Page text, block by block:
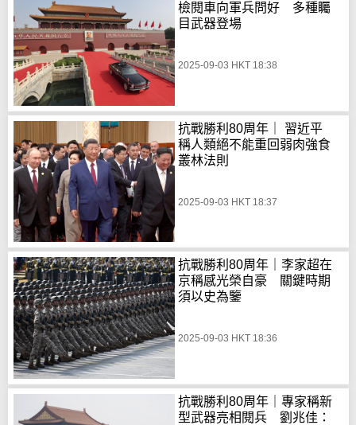
檢閱車向軍兵問好 多種矚
目武器登場
2025-09-03 HKT 18:38
抗戰勝利80周年｜ 習近平
稱人類絕不能重回弱肉強食
叢林法則
2025-09-03 HKT 18:37
抗戰勝利80周年｜李家超在
京稱感光榮自豪 關鍵時期
須以史為鑒
2025-09-03 HKT 18:36
抗戰勝利80周年｜專家稱新
型武器亮相閱兵 劉兆佳：